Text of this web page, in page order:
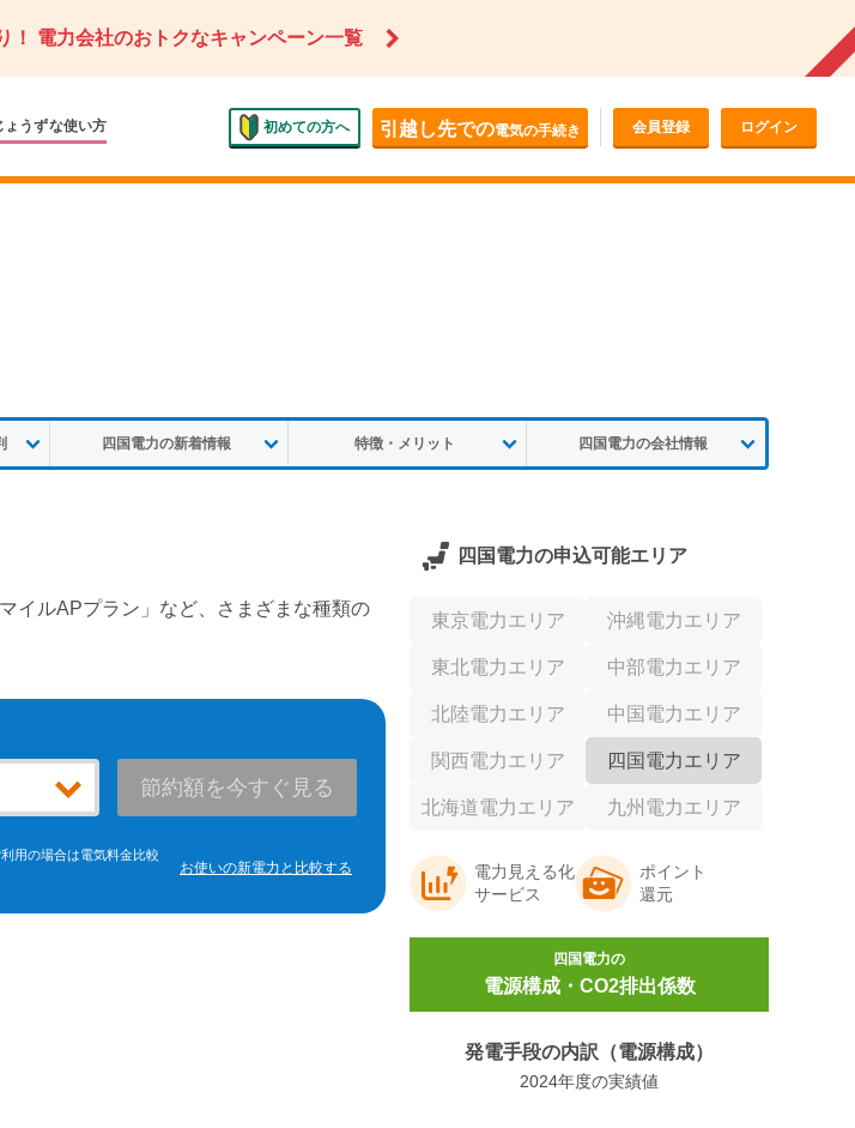
！ 電力会社のおトクなキャンペーン一覧
ょうずな使い方 初めての方へ 引越し先での電気の手続き 会員登録 ログイン
四国電力の新着情報 特徴・メリット 四国電力の会社情報
イルAPプラン」など、さまざまな種類の
節約額を今すぐ見る
用の場合は電気料金比較
とくプラン」、北陸電力
ネススタンダードプラ
力エリア「グッドバリュ
お使いの新電力と比較する
四国電力の申込可能エリア
東京電力エリア 沖縄電力エリア
東北電力エリア 中部電力エリア
北陸電力エリア 中国電力エリア
関西電力エリア 四国電力エリア
北海道電力エリア 九州電力エリア
電力見える化
サービス
ポイント
還元
四国電力の
電源構成・CO2排出係数
発電手段の内訳（電源構成）
2024年度の実績値